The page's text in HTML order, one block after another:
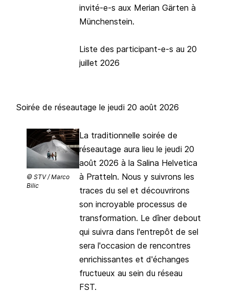
invité-e-s aux Merian Gärten à
Münchenstein.
Liste des participant-e-s au 20
juillet 2026
Soirée de réseautage le jeudi 20 août 2026
© STV / Marco
Bilic
La traditionnelle soirée de
réseautage aura lieu le jeudi 20
août 2026 à laSalina Helvetica
à Pratteln. Nous y suivrons les
traces du sel et découvrirons
son incroyable processus de
transformation. Le dîner debout
qui suivra dans l'entrepôt de sel
sera l'occasion de rencontres
enrichissantes et d'échanges
fructueux au sein du réseau
FST.